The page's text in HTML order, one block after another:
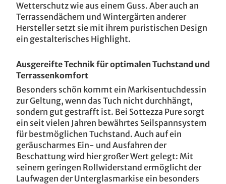
Wetterschutz wie aus einem Guss. Aber auch an
Terrassendächern und Wintergärten anderer
Hersteller setzt sie mit ihrem puristischen Design
ein gestalterisches Highlight.
Ausgereifte Technik für optimalen Tuchstand und
Terrassenkomfort
Besonders schön kommt ein Markisentuchdessin
zur Geltung, wenn das Tuch nicht durchhängt,
sondern gut gestrafft ist. Bei Sottezza Pure sorgt
ein seit vielen Jahren bewährtes Seilspannsystem
für bestmöglichen Tuchstand. Auch auf ein
geräuscharmes Ein- und Ausfahren der
Beschattung wird hier großer Wert gelegt: Mit
seinem geringen Rollwiderstand ermöglicht der
Laufwagen der Unterglasmarkise ein besonders